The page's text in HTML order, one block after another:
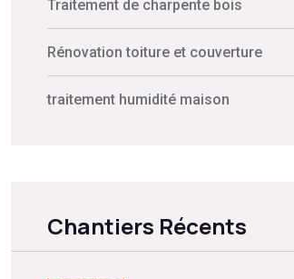
Traitement de charpente bois
Rénovation toiture et couverture
traitement humidité maison
Chantiers Récents